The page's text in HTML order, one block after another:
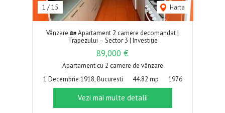
1 /15 Harta
Vânzare 🏡 Apartament 2 camere decomandat |
Trapezului – Sector 3 | Investiție
89,000 €
Apartament cu 2 camere de vânzare
1 Decembrie 1918, Bucuresti
44.82 mp 1976
Vezi mai multe detalii